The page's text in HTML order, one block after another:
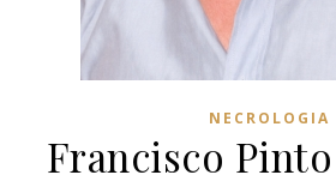
NECROLOGIA
Francisco